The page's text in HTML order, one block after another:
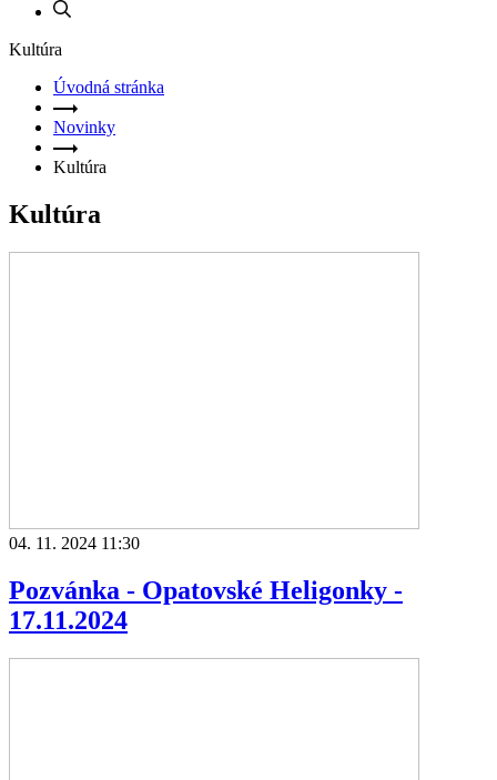
Kultúra
Úvodná stránka
Novinky
Kultúra
Kultúra
04. 11. 2024 11:30
Pozvánka - Opatovské Heligonky -
17.11.2024